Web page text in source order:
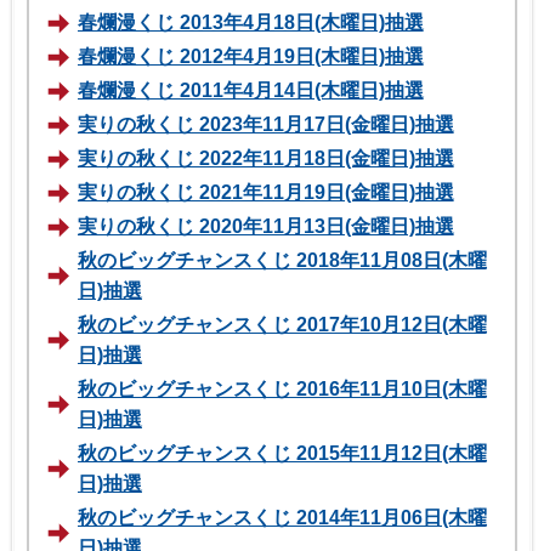
春爛漫くじ 2013年4月18日(木曜日)抽選
春爛漫くじ 2012年4月19日(木曜日)抽選
春爛漫くじ 2011年4月14日(木曜日)抽選
実りの秋くじ 2023年11月17日(金曜日)抽選
実りの秋くじ 2022年11月18日(金曜日)抽選
実りの秋くじ 2021年11月19日(金曜日)抽選
実りの秋くじ 2020年11月13日(金曜日)抽選
秋のビッグチャンスくじ 2018年11月08日(木曜
日)抽選
秋のビッグチャンスくじ 2017年10月12日(木曜
日)抽選
秋のビッグチャンスくじ 2016年11月10日(木曜
日)抽選
秋のビッグチャンスくじ 2015年11月12日(木曜
日)抽選
秋のビッグチャンスくじ 2014年11月06日(木曜